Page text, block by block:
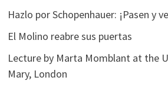
Hazlo por Schopenhauer: ¡Pasen y
El Molino reabre sus puertas
Lecture by Marta Momblant at the
Mary, London